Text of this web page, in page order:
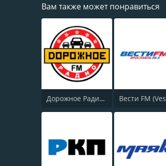
Вам также может понравиться
Дорожное Радио (Dorojnoe Radio)